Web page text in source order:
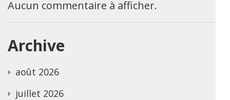
Aucun commentaire à afficher.
Archive
août 2026
juillet 2026